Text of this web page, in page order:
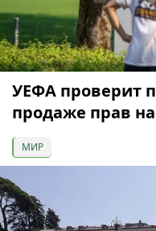
УЕФА проверит
продаже прав
МИР